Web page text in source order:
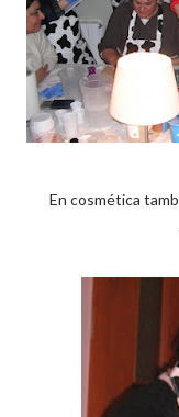
En cosmética también tuvimos chico, Luis emulsionaba las